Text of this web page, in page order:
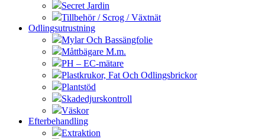
Secret Jardin
Tillbehör / Scrog / Växtnät
Odlingsutrustning
Mylar Och Bassängfolie
Måttbägare M.m.
PH – EC-mätare
Plastkrukor, Fat Och Odlingsbrickor
Plantstöd
Skadedjurskontroll
Väskor
Efterbehandling
Extraktion